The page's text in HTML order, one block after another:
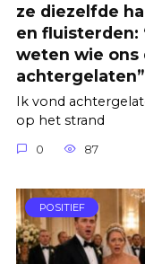
ze diezelfde
en fluisterden:
weten wie ons
achtergelaten”
Ik vond
op het strand
0 87
POSITIEF